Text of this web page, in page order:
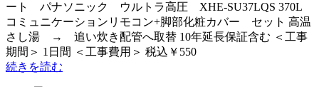
ート パナソニック ウルトラ高圧 XHE-SU37LQS 370L
コミュニケーションリモコン+脚部化粧カバー セット 高温
さし湯 → 追い炊き配管へ取替 10年延長保証含む ＜工事
期間＞ 1日間 ＜工事費用＞ 税込￥550
続きを読む